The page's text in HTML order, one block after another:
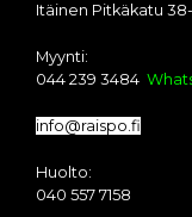
Itäinen Pitkäkatu
Myynti:
044 239 3484
info@raispo.fi
Huolto:
040 557 7158